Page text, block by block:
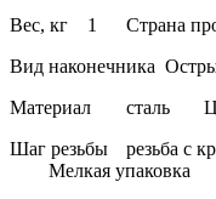
Вес, кг
1 Страна
Вид наконечника
Материал
сталь
Шаг резьбы
резьба с
Мелкая упаковка